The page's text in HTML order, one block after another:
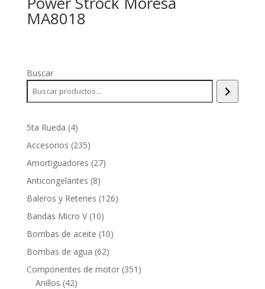
MA8018
Buscar
5ta Rueda 44
productos
Accesorios 235235
productos
Amortiguadores 2727
Anticongelantes 88
productos
Baleros y Retenes 126126
Bandas Micro V 1010
productos
Bombas de aceite 1010
Bombas de agua 6262
productos
Componentes de motor 351 351
Anillos 4242